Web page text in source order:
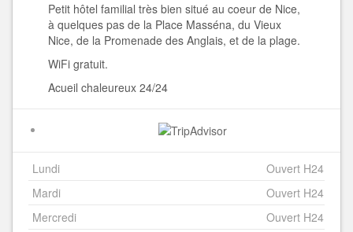
Petit hôtel familial très bien situé au coeur de Nice,
à quelques pas de la Place Masséna, du Vieux
Nice, de la Promenade des Anglais, et de la plage.
WiFi gratuit.
Acueil chaleureux 24/24
Lundi
Ouvert H24
Mardi
Ouvert H24
Mercredi
Ouvert H24